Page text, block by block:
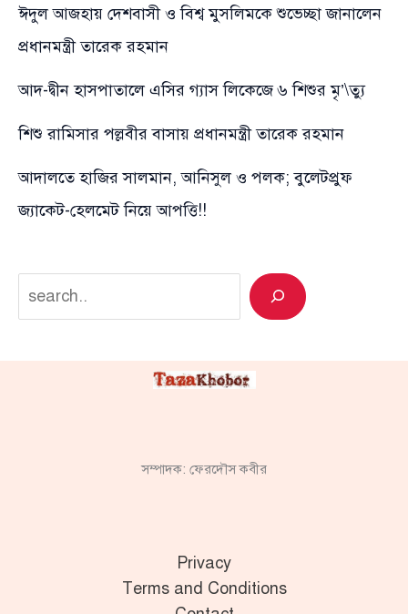
ঈদুল আজহায় দেশবাসী ও বিশ্ব মুসলিমকে শুভেচ্ছা জানালেন
প্রধানমন্ত্রী তারেক রহমান
আদ-দ্বীন হাসপাতালে এসির গ্যাস লিকেজে ৬ শিশুর মৃ’\ত্যু
শিশু রামিসার পল্লবীর বাসায় প্রধানমন্ত্রী তারেক রহমান
আদালতে হাজির সালমান, আনিসুল ও পলক; বুলেটপ্রুফ
জ্যাকেট-হেলমেট নিয়ে আপত্তি!!
Search
সম্পাদক: ফেরদৌস কবীর
Privacy
Terms and Conditions